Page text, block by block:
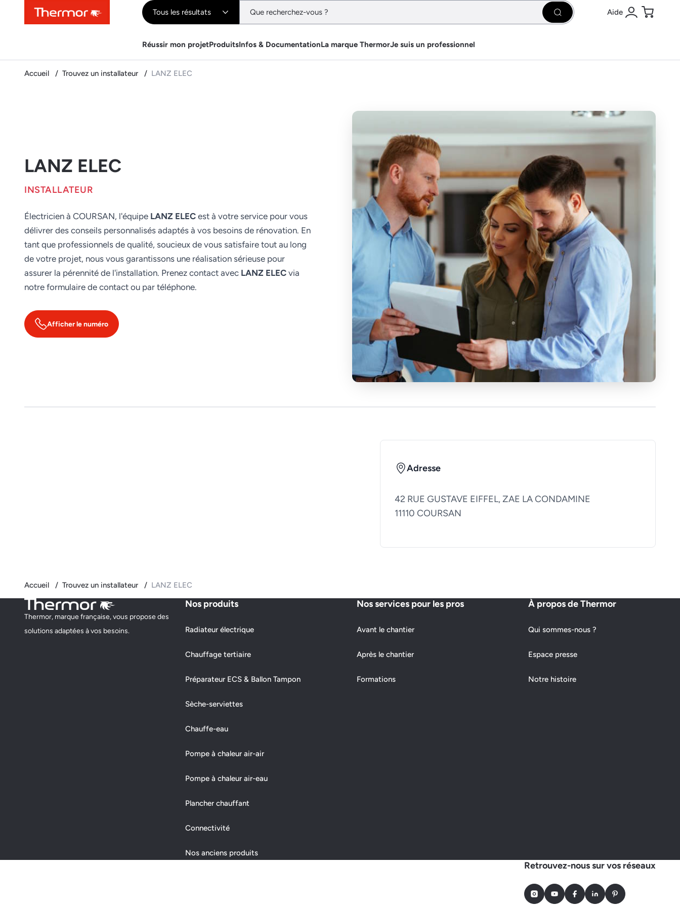
ContenuMenuRecherche Tous les résultats Rechercher Aide
Se connecter
Panier
Réussir mon projetProduitsInfos & DocumentationLa marque ThermorJe suis un professionnel
Accueil Trouvez un installateur LANZ ELEC
LANZ ELEC
INSTALLATEUR
Électricien à COURSAN, l'équipe LANZ ELEC est à votre service pour vous
délivrer des conseils personnalisés adaptés à vos besoins de rénovation. En
tant que professionnels de qualité, soucieux de vous satisfaire tout au long
de votre projet, nous vous garantissons une réalisation sérieuse pour
assurer la pérennité de l'installation. Prenez contact avec LANZ ELEC via
notre formulaire de contact ou par téléphone.
Afficher le numéro
Adresse
42 RUE GUSTAVE EIFFEL, ZAE LA CONDAMINE
11110 COURSAN
Accueil Trouvez un installateur LANZ ELEC
Thermor, marque française, vous propose des
solutions adaptées à vos besoins.
Nos produits
Radiateur électrique
Chauffage tertiaire
Préparateur ECS & Ballon Tampon
Sèche-serviettes
Chauffe-eau
Pompe à chaleur air-air
Pompe à chaleur air-eau
Plancher chauffant
Connectivité
Nos anciens produits
Nos services pour les pros
Avant le chantier
Après le chantier
Formations
À propos de Thermor
Qui sommes-nous ?
Espace presse
Notre histoire
Retrouvez-nous sur vos réseaux
InstagramYoutubeFacebookLinkedInPinterest